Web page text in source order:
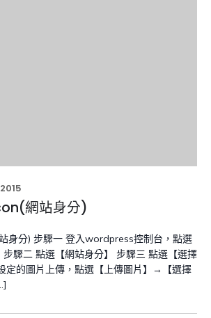
網站身分)
身分) 步驟一 登入wordpress控制台，點選
步驟二 點選【網站身分】 步驟三 點選【選擇
定的圖片上傳，點選【上傳圖片】→【選擇